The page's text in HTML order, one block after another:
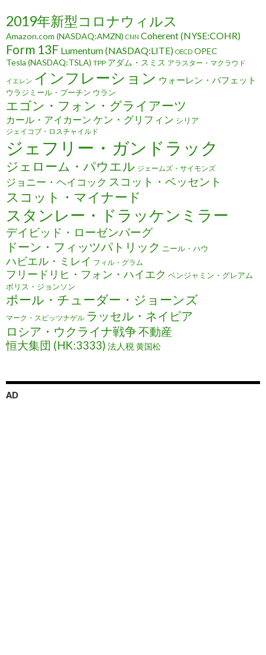
2019年新型コロナウィルス
Amazon.com (NASDAQ:AMZN) CNN Coherent (NYSE:COHR)
Form 13F Lumentum (NASDAQ:LITE) OECD OPEC
Tesla (NASDAQ:TSLA) TPP アダム・スミス アラスター・マクラウド
イエレン インフレーション ウォーレン・バフェット
ウラジミール・プーチン ウラン
エゴン・フォン・グライアーツ
カール・アイカーン ケン・グリフィン シリア
ジェイコブ・ロスチャイルド
ジェフリー・ガンドラック
ジェローム・パウエル ジェームズ・サイモンズ
ジョニー・ヘイコック スコット・ベッセント
スコット・マイナード
スタンレー・ドラッケンミラー
デイビッド・ローゼンバーグ
ドーン・フィッツパトリック ニール・ハウ
ハビエル・ミレイ フィル・グラム
フリードリヒ・フォン・ハイエク ベンジャミン・グレアム
ボリス・ジョンソン
ポール・チューダー・ジョーンズ
マーク・スピッツナゲル ラッセル・ネイピア
ロシア・ウクライナ戦争不動産
恒大集団 (HK:3333) 法人税黄国松
AD